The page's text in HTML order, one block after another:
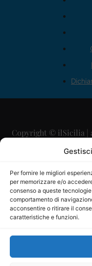
Per fornire le migliori
per memorizzare e/o
consenso a queste
comportamento di
acconsentire o ritirare il
caratteristiche e funzioni.
Copyright © ilSicilia |
Direttore
Direttore
Mercurio